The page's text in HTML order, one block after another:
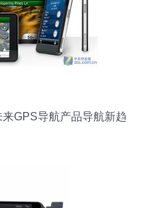
GPS导航产品导航新趋